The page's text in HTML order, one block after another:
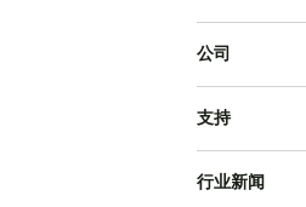
公司
支持
行业新闻